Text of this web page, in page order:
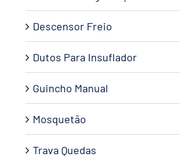
Descensor Freio
Dutos Para Insuflador
Guincho Manual
Mosquetão
Trava Quedas